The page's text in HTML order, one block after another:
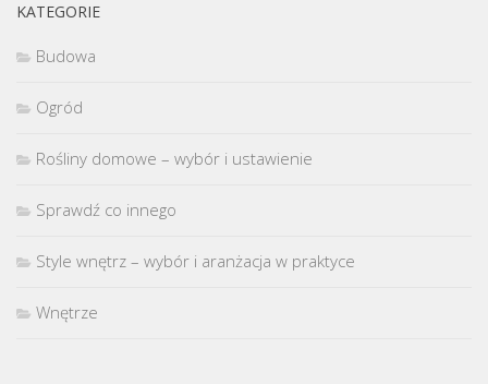
KATEGORIE
Budowa
Ogród
Rośliny domowe – wybór i ustawienie
Sprawdź co innego
Style wnętrz – wybór i aranżacja w praktyce
Wnętrze